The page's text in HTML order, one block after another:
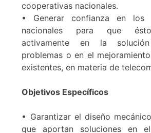
cooperativas nacionales.
• Generar confianza en los
nacionales para que
activamente en la
problemas o en el
existentes, en materia de
Objetivos Específicos
• Garantizar el diseño
que aportan soluciones en